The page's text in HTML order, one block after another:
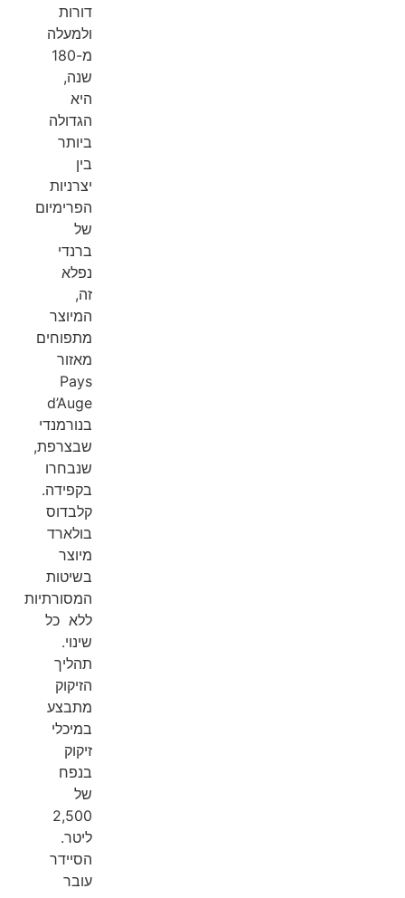
דורות
ולמעלה
מ-180
שנה,
היא
הגדולה
ביותר
בין
יצרניות
הפרימיום
של
ברנדי
נפלא
זה,
המיוצר
מתפוחים
מאזור
Pays
d’Auge
בנורמנדי
שבצרפת,
שנבחרו
בקפידה.
קלבדוס
בולארד
מיוצר
בשיטות
המסורתיות
ללא כל
שינוי.
תהליך
הזיקוק
מתבצע
במיכלי
זיקוק
בנפח
של
2,500
ליטר.
הסיידר
עובר